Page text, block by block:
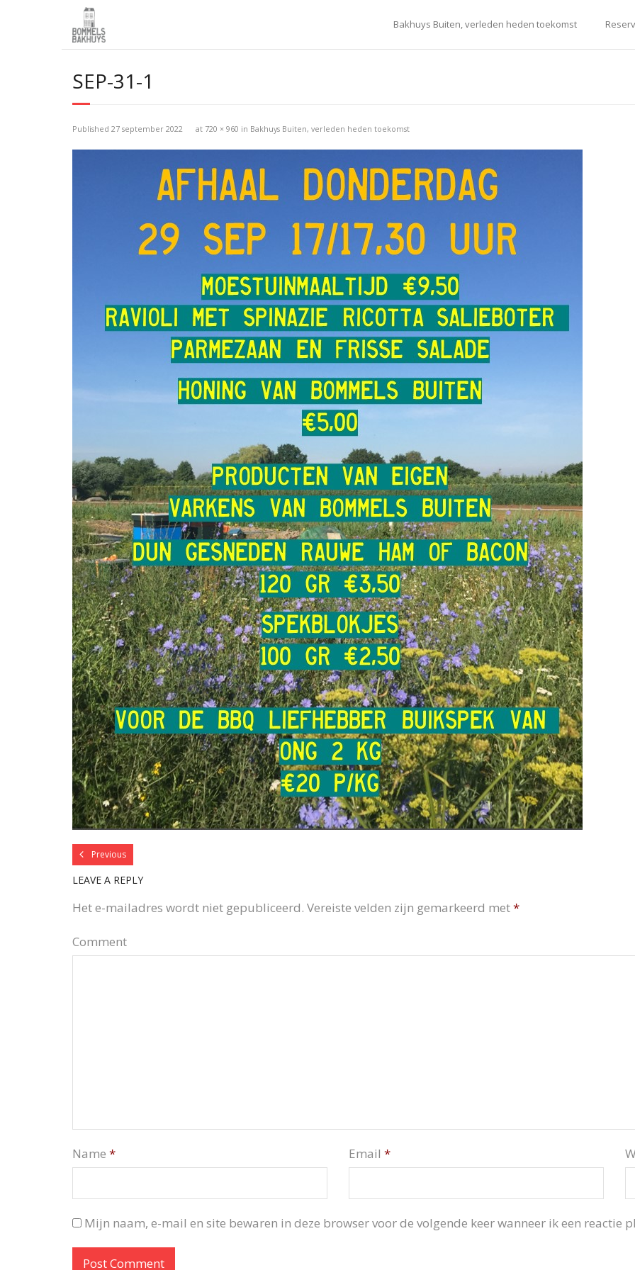
Bakhuys Buiten, verleden heden toekomst
SEP-31-1
Published 27 september 2022 at 720 × 960 in Bakhuys Buiten, verleden heden toekomst
Previous
LEAVE A REPLY
Het e-mailadres wordt niet gepubliceerd. Vereiste velden zijn gemarkeerd met*
Comment
Name * Email *
Mijn naam, e-mail en site bewaren in deze browser voor de volgende keer wanneer ik een reactie